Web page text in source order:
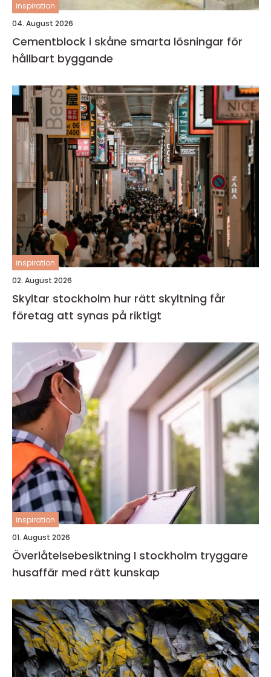
inspiration
04. August 2026
Cementblock i skåne smarta lösningar för
hållbart byggande
inspiration
02. August 2026
Skyltar stockholm hur rätt skyltning får
företag att synas på riktigt
inspiration
01. August 2026
Överlåtelsebesiktning I stockholm tryggare
husaffär med rätt kunskap